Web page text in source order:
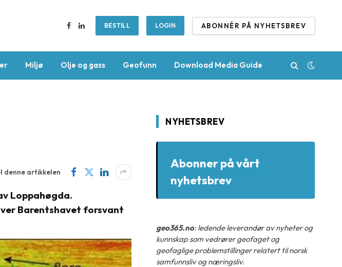
Facebook
LinkedInBESTILL LOGIN ABONNÉR PÅ NYHETSBREV
Miljø Olje og gass Geofunn Download Media Guide
denne artikkelen
Loppahøgda.
Barentshavet forsvant
NYHETSBREV
Abonner på vårt
nyhetsbrev
geo365.no: ledende leverandør av nyheter og
kunnskap som vedrører geofaget og
geofaglige problemstillinger relatert til norsk
samfunnsliv og næringsliv.